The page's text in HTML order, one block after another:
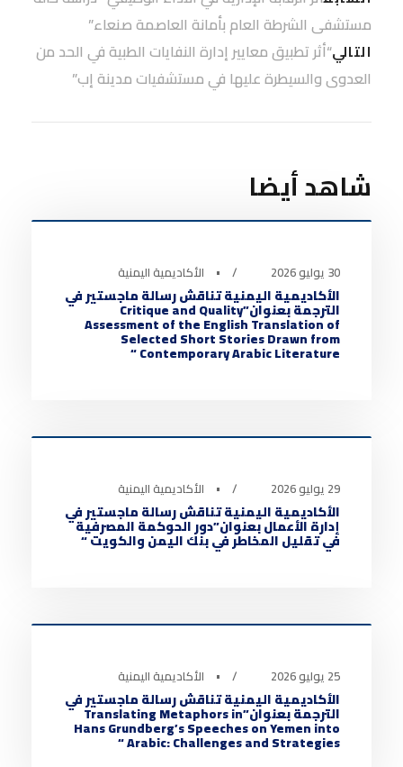
مستشفى الشرطة العام بأمانة العاصمة صنعاء”
التالي“أثر تطبيق معايير إدارة النفايات الطبية في الحد من
العدوى والسيطرة عليها في مستشفيات مدينة إب”
شاهد أيضا
أخبار الأكاديمية
30 يوليو 2026 • الأكاديمية اليمنية
الأكاديمية اليمنية تناقش رسالة ماجستير في
الترجمة بعنوان”Critique and Quality
Assessment of the English Translation of
Selected Short Stories Drawn from
Contemporary Arabic Literature “
29 يوليو 2026 • الأكاديمية اليمنية
الأكاديمية اليمنية تناقش رسالة ماجستير في
إدارة الأعمال بعنوان”دور الحوكمة المصرفية
في تقليل المخاطر في بنك اليمن والكويت “
25 يوليو 2026 • الأكاديمية اليمنية
الأكاديمية اليمنية تناقش رسالة ماجستير في
الترجمة بعنوان”Translating Metaphors in
Hans Grundberg’s Speeches on Yemen into
Arabic: Challenges and Strategies “